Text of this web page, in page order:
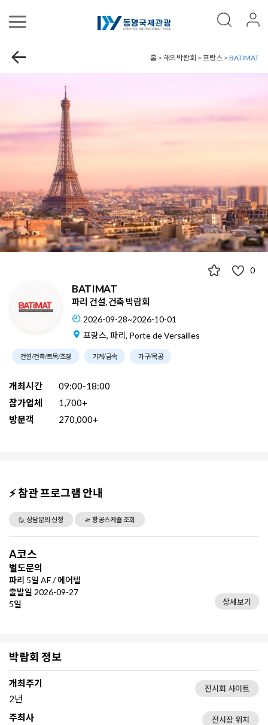
홈 > 해외박람회 > 프랑스 > BATIMAT
0
BATIMAT
파리 건설, 건축 박람회
2026-09-28~2026-10-01
프랑스, 파리, Porte de Versailles
건설/건축/토목/조경 기계/금속 가구/목공
개최시간
09:00-18:00
참가업체
1,700+
방문객
270,000+
⚡ 참관 프로그램 안내
🙋 상담문의 신청 🛫 항공스케쥴 조회
A코스
별도문의
파리 5일 AF / 에어텔
출발일 2026-09-27
5일
상세보기
박람회 정보
개최주기
2년
전시회 사이트
주최사
전시장 위치